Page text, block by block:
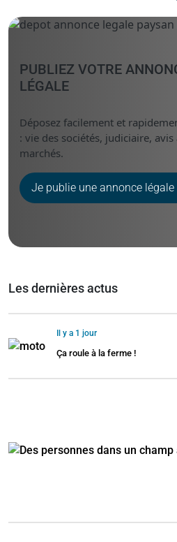
PUBLIEZ VOTRE
LÉGALE
Déposez facilement et
: vie des sociétés, judiciaire,
marchés.
Je publie une annonce légale
Les dernières actus
Il y a 1 jour
Ça roule à la ferme !